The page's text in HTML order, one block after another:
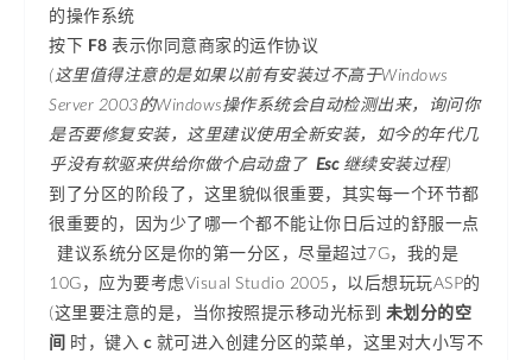
的操作系统
按下 F8 表示你同意商家的运作协议
(这里值得注意的是如果以前有安装过不高于Windows
Server 2003的Windows操作系统会自动检测出来，询问你
是否要修复安装，这里建议使用全新安装，如今的年代几
乎没有软驱来供给你做个启动盘了 Esc继续安装过程)
到了分区的阶段了，这里貌似很重要，其实每一个环节都
很重要的，因为少了哪一个都不能让你日后过的舒服一点
建议系统分区是你的第一分区，尽量超过7G，我的是
10G，应为要考虑Visual Studio 2005，以后想玩玩ASP的
(这里要注意的是，当你按照提示移动光标到 未划分的空
间 时，键入 c 就可进入创建分区的菜单，这里对大小写不